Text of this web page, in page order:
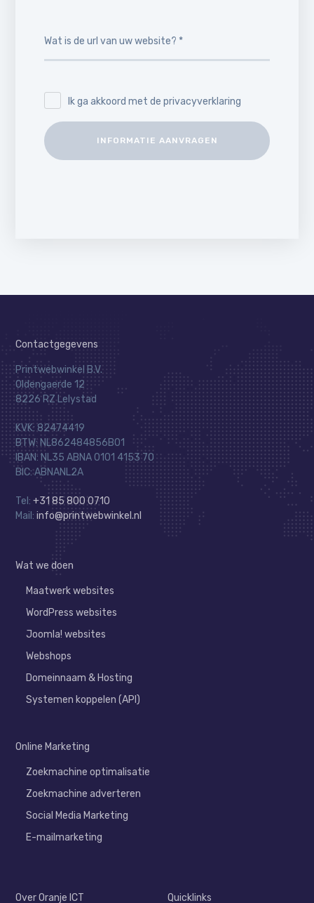
Ik ga akkoord met de privacyverklaring
Contactgegevens
Printwebwinkel B.V.
Oldengaerde 12
8226 RZ Lelystad
KVK: 82474419
BTW: NL862484856B01
IBAN: NL35 ABNA 0101 4153 70
BIC: ABNANL2A
Tel:+31 85 800 0710
Mail:info@printwebwinkel.nl
Wat we doen
Maatwerk websites
WordPress websites
Joomla! websites
Webshops
Domeinnaam & Hosting
Systemen koppelen (API)
Online Marketing
Zoekmachine optimalisatie
Zoekmachine adverteren
Social Media Marketing
E-mailmarketing
Over Oranje ICT Quicklinks